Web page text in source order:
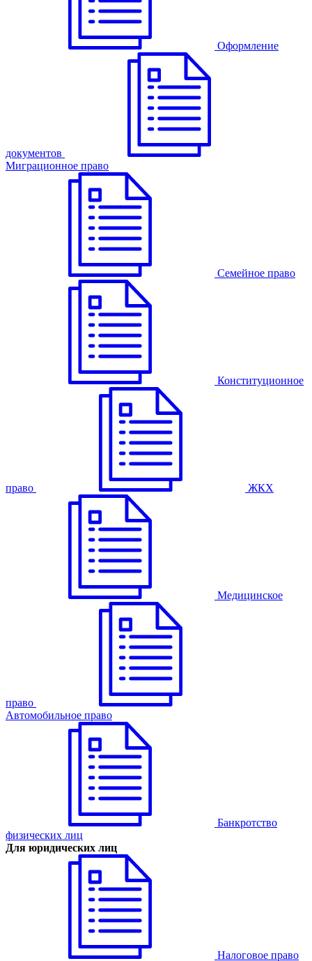
Оформление
документов
Миграционное право
Семейное право
Конституционное
право ЖКХ
Медицинское
право
Автомобильное право
Банкротство
физических лиц
Для юридических лиц
Налоговое право